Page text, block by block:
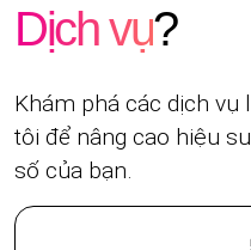
Dịch vụ?
Khám phá các dịch vụ
tôi để nâng cao hiệu
số của bạn.